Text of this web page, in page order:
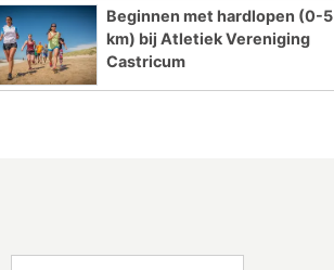
Beginnen met hardlopen (0-5
km) bij Atletiek Vereniging
Castricum